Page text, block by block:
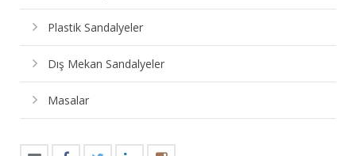
Plastik Sandalyeler
Dış Mekan Sandalyeler
Masalar